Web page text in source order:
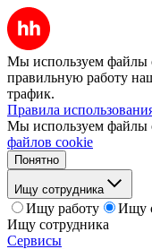
Мы используем файлы
правильную работу
трафик.
Правила
Мы используем файлы
файлов cookie
Понятно
Ищу сотрудника
Ищу работу
Ищу
Ищу сотрудника
Сервисы